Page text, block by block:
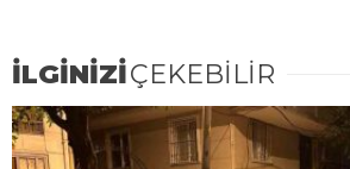
İLGİNİZİÇEKEBİLİR